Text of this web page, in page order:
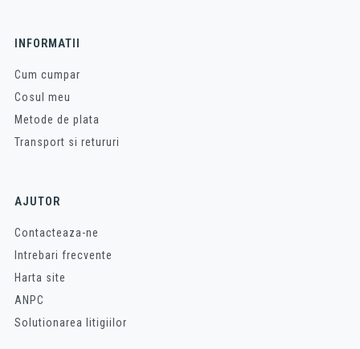
INFORMATII
Cum cumpar
Cosul meu
Metode de plata
Transport si retururi
AJUTOR
Contacteaza-ne
Intrebari frecvente
Harta site
ANPC
Solutionarea litigiilor